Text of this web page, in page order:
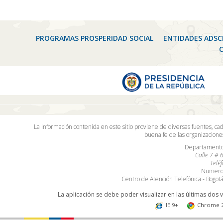
PROGRAMAS PROSPERIDAD SOCIAL
ENTIDADES
La información contenida en este sitio proviene de diversas fuentes,
buena fe de las
Calle 7 #
Centro de Atención Telefónica -
La aplicación se debe poder visualizar en las últimas
IE 9+ Chrome